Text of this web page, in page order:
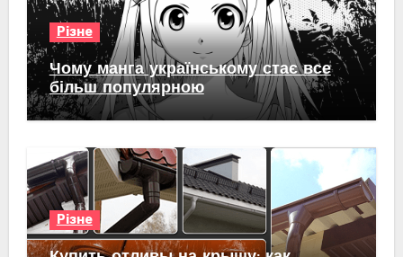
Різне
Чому манга українському стає все
більш популярною
Різне